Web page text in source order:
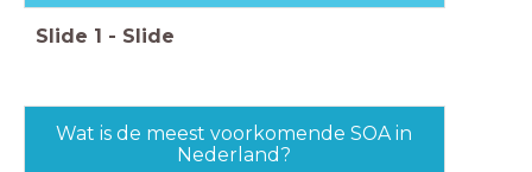
Slide 1 - Slide
Wat is de meest voorkomende SOA in
Nederland?